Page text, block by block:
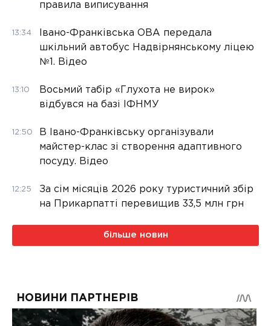
правила виписування
13:34
Івано-Франківська ОВА передала
шкільний автобус Надвірнянському ліцею
№1. Відео
13:10
Восьмий табір «Глухота не вирок»
відбувся на базі ІФНМУ
12:50
В Івано-Франківську організували
майстер-клас зі створення адаптивного
посуду. Відео
12:25
За сім місяців 2026 року туристичний збір
на Прикарпатті перевищив 33,5 млн грн
більше новин